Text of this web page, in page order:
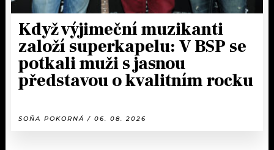
Když výjimeční muzikanti
založí superkapelu: V BSP se
potkali muži s jasnou
představou o kvalitním rocku
SOŇA POKORNÁ / 06. 08. 2026